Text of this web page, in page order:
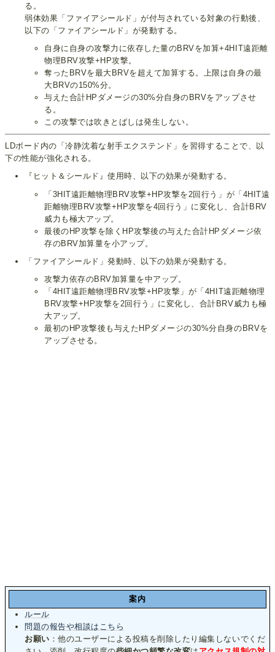
る。
弱体効果「ファイアシールド」が付与されている対象の行動後、
以下の「ファイアシールド」が発動する。
自身に自身の攻撃力に依存した量のBRVを加算+4HIT遠距離
物理BRV攻撃+HP攻撃。
奪ったBRVを最大BRVを超えて加算する。上限は自身の最
大BRVの150%分。
与えた合計HPダメージの30%分自身のBRVをアップさせ
る。
この攻撃では吹きとばしは発生しない。
LDボード内の「冷静沈着な射手エクステンド」を習得することで、以
下の性能が強化される。
『ヒット＆シールド』使用時、以下の効果が発動する。
「3HIT遠距離物理BRV攻撃+HP攻撃を2回行う」が「4HIT遠
距離物理BRV攻撃+HP攻撃を4回行う」に変化し、合計BRV
威力も極大アップ。
最後のHP攻撃を除くHP攻撃後の与えた合計HPダメージ依
存のBRV加算量を小アップ。
「ファイアシールド」発動時、以下の効果が発動する。
攻撃力依存のBRV加算量を中アップ。
「4HIT遠距離物理BRV攻撃+HP攻撃」が「4HIT遠距離物理
BRV攻撃+HP攻撃を2回行う」に変化し、合計BRV威力も極
大アップ。
最初のHP攻撃後も与えたHPダメージの30%分自身のBRVを
アップさせる。
案内
ルール
問題の報告や相談はこちら
お願い ：他のユーザーによる投稿を削除したり編集しないでくだ